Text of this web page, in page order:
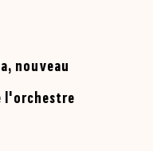
nouveau
l'orchestre